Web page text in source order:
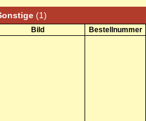
(1)
Bild Bestellnummer